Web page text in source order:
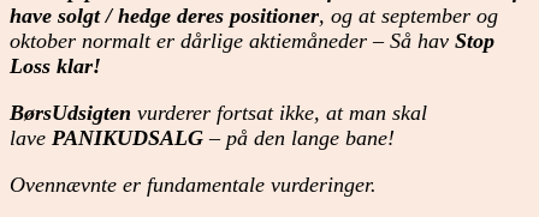
have solgt / hedge deres positioner, og at september og
oktober normalt er dårlige aktiemåneder – Så hav Stop
Loss klar!
BørsUdsigten vurderer fortsat ikke, at man skal
lave PANIKUDSALG – på den lange bane!
Ovennævnte er fundamentale vurderinger.